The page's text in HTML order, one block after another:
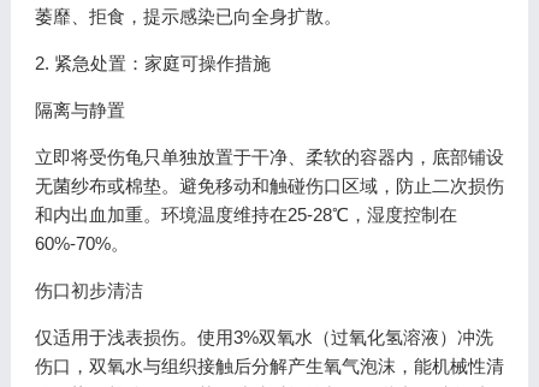
萎靡、拒食，提示感染已向全身扩散。
2. 紧急处置：家庭可操作措施
隔离与静置
立即将受伤龟只单独放置于干净、柔软的容器内，底部铺设
无菌纱布或棉垫。避免移动和触碰伤口区域，防止二次损伤
和内出血加重。环境温度维持在25-28℃，湿度控制在
60%-70%。
伤口初步清洁
仅适用于浅表损伤。使用3%双氧水（过氧化氢溶液）冲洗
伤口，双氧水与组织接触后分解产生氧气泡沫，能机械性清